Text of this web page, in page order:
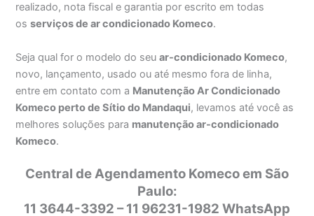
realizado, nota fiscal e garantia por escrito em todas
osserviços de ar condicionado Komeco.
Seja qual for o modelo do seuar-condicionado Komeco,
novo, lançamento, usado ou até mesmo fora de linha,
entre em contato com a Manutenção Ar Condicionado
Komeco perto de Sítio do Mandaqui, levamos até você as
melhores soluções para manutenção ar-condicionado
Komeco.
Central de Agendamento Komeco em São
Paulo:
11 3644-3392 – 11 96231-1982 WhatsApp